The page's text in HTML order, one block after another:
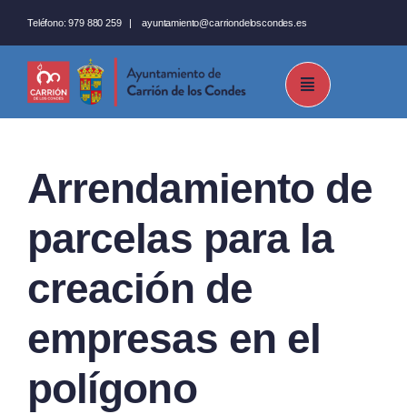
al
contenido
Teléfono: 979 880 259 |ayuntamiento@carriondeloscondes.es
Arrendamiento de
parcelas para la
creación de
empresas en el
polígono